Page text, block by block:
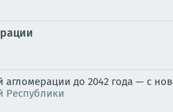
агломерации до 2042 года —
Республики